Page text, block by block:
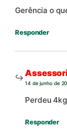
Gerência o
Responder
14 de junho de
Perdeu
Responder